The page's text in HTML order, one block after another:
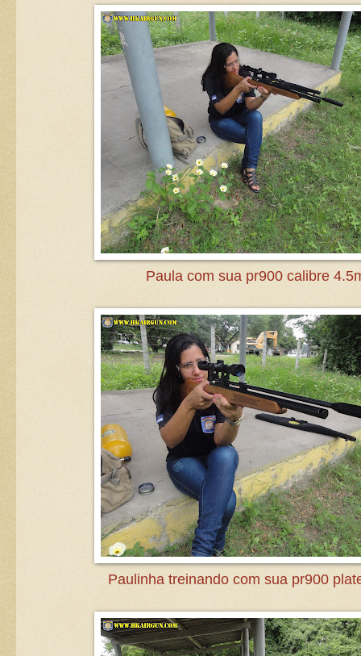
Paula com sua pr900 calibre
Paulinha treinando com sua pr900